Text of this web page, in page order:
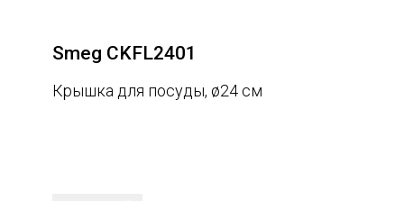
Smeg CKFL2401
Крышка для посуды, ø24 см